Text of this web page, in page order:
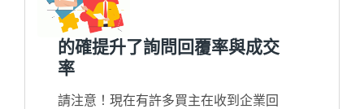
的確提升了詢問回覆率與成交
率
請注意！現在有許多買主在收到企業回